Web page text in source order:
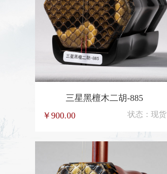
三星黑檀木二胡-885
￥900.00
状态：现货